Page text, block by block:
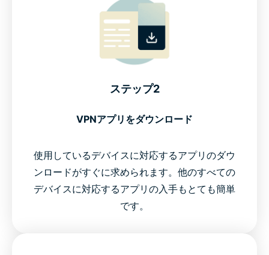
ステップ2
VPNアプリをダウンロード
使用しているデバイスに対応するアプリのダウ
ンロードがすぐに求められます。他のすべての
デバイスに対応するアプリの入手もとても簡単
です。